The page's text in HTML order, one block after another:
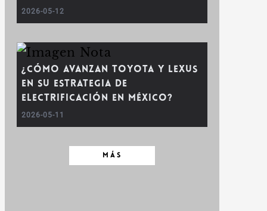
2026-05-12
¿Cómo avanzan Toyota y Lexus
en su estrategia de
electrificación en México?
2026-05-11
MÁS